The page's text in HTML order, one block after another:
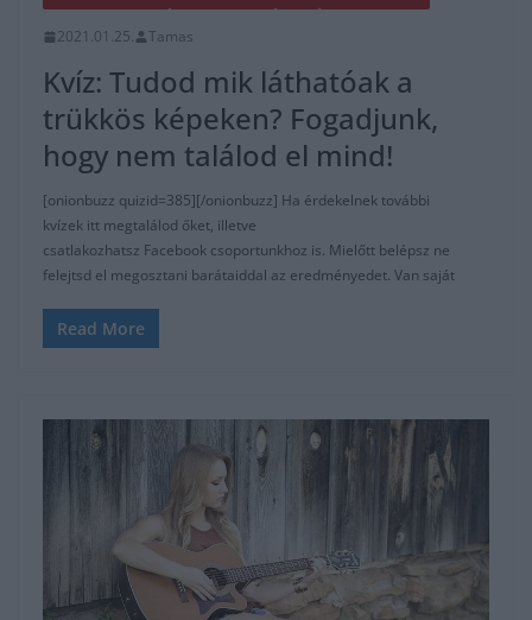
2021.01.25. Tamas
Kvíz: Tudod mik láthatóak a
trükkös képeken? Fogadjunk,
hogy nem találod el mind!
[onionbuzz quizid=385][/onionbuzz] Ha érdekelnek további
kvízek itt megtalálod őket, illetve
csatlakozhatsz Facebook csoportunkhoz is. Mielőtt belépsz ne
felejtsd el megosztani barátaiddal az eredményedet. Van saját
Read More